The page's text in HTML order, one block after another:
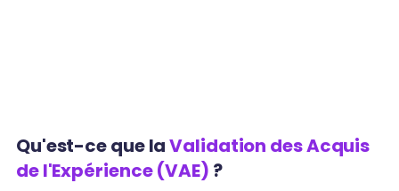
Qu'est-ce que laValidation des Acquis
de l'Expérience (VAE) ?